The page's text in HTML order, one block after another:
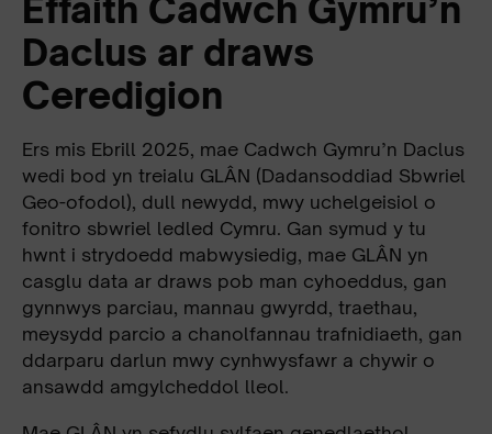
Daclus ar draws
Ceredigion
Ers mis Ebrill 2025, mae Cadwch Gymru’n Daclus
wedi bod yn treialu GLÂN (Dadansoddiad Sbwriel
Geo-ofodol), dull newydd, mwy uchelgeisiol o
fonitro sbwriel ledled Cymru. Gan symud y tu
hwnt i strydoedd mabwysiedig, mae GLÂN yn
casglu data ar draws pob man cyhoeddus, gan
gynnwys parciau, mannau gwyrdd, traethau,
meysydd parcio a chanolfannau trafnidiaeth, gan
ddarparu darlun mwy cynhwysfawr a chywir o
ansawdd amgylcheddol lleol.